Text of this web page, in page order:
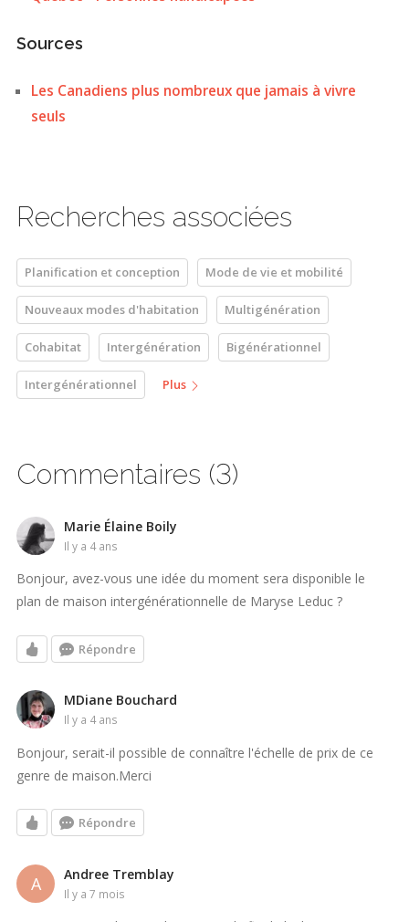
Sources
Les Canadiens plus nombreux que jamais à vivre
seuls
Recherches associées
Planification et conception Mode de vie et mobilité
Nouveaux modes d'habitation Multigénération
Cohabitat Intergénération Bigénérationnel
Intergénérationnel Plus
Commentaires (3)
Marie Élaine Boily
il y a 4 ans
Bonjour, avez-vous une idée du moment sera disponible le
plan de maison intergénérationnelle de Maryse Leduc ?
Répondre
MDiane Bouchard
il y a 4 ans
Bonjour, serait-il possible de connaître l'échelle de prix de ce
genre de maison.Merci
Répondre
A Andree Tremblay
il y a 7 mois